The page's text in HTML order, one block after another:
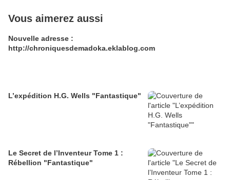
Vous aimerez aussi
Nouvelle adresse :
http://chroniquesdemadoka.eklablog.com
L’expédition H.G. Wells "Fantastique"
Le Secret de l’Inventeur Tome 1 :
Rébellion "Fantastique"